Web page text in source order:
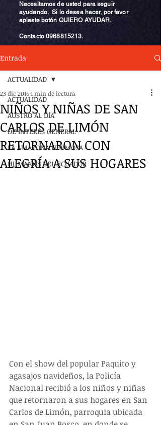
Necesitamos de usted para seguir
ayudando. Si lo desea hacer, por favor
aplaste botón QUIERO AYUDAR.
Contacto0968815213.
Entrada
ACTUALIDAD
AUSTRO AL DÍA
DE INTERÉS GENERAL
LA AMAZONA HERMOSA
HUMANOS DEL ECUADOR
ACTUALIDAD
NIÑOS Y NIÑAS DE SAN
CARLOS DE LIMÓN
RETORNARON CON
ALEGRÍA A SUS HOGARES
23 dic 20161 min de lectura
Con el show del popular Paquito y
agasajos navideños, la Policía
Nacional recibió a los niños y niñas
que retornaron a sus hogares en San
Carlos de Limón, parroquia ubicada